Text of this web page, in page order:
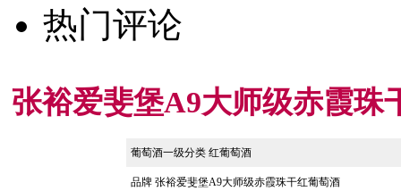
热门评论
张裕爱斐堡A9大师级赤霞珠
葡萄酒一级分类 红葡萄酒
品牌 张裕爱斐堡A9大师级赤霞珠干红葡萄酒